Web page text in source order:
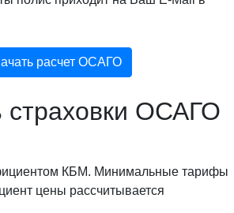
расчет ОСАГО
страховки ОСАГО
КБМ. Минимальные тарифы
цены рассчитывается